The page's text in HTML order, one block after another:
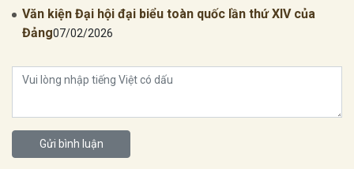
Văn kiện Đại hội đại biểu toàn quốc lần thứ XIV của
Đảng07/02/2026
Gửi bình luận